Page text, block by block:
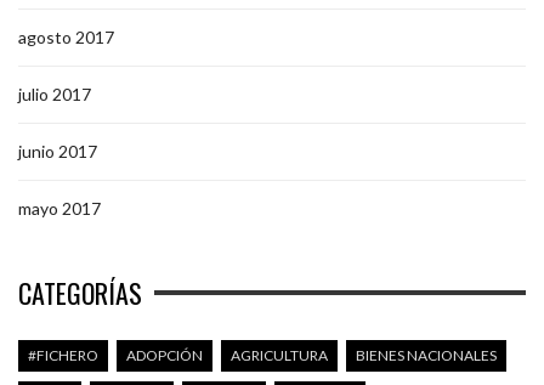
agosto 2017
julio 2017
junio 2017
mayo 2017
CATEGORÍAS
#FICHERO ADOPCIÓN AGRICULTURA BIENES NACIONALES